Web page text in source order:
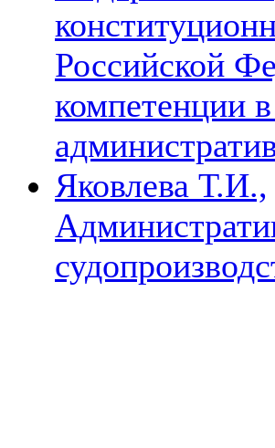
Российской
компетенции
Яковлева Т.И.,